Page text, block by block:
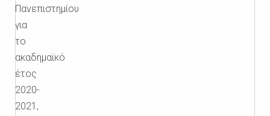
Πανεπιστημίου
για
το
ακαδημαϊκό
έτος
2020-
2021,